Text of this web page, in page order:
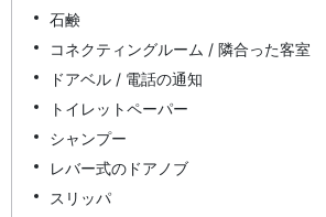
石鹸
コネクティングルーム / 隣合った客室
ドアベル / 電話の通知
トイレットペーパー
シャンプー
レバー式のドアノブ
スリッパ